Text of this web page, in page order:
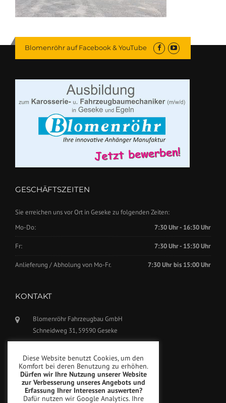
Blomenröhr auf Facebook & YouTube
GESCHÄFTSZEITEN
Sie erreichen uns vor Ort in Geseke zu folgenden Zeiten:
Mo-Do:
7:30 Uhr - 16:30 Uhr
Fr: 7:30 Uhr - 15:30 Uhr
Anlieferung / Abholung von Mo-Fr. 7:30 Uhr bis 15:00 Uhr
KONTAKT
Blomenröhr Fahrzeugbau GmbH
Schneidweg 31, 59590 Geseke
Fax: +49(0)2942-5799777
info@blomenroehr.com
Diese Website benutzt Cookies, um den
Komfort bei deren Benutzung zu erhöhen.
Dürfen wir Ihre Nutzung unserer Website
zur Verbesserung unseres Angebots und
Erfassung Ihrer Interessen auswerten?
Dafür nutzen wir Google Analytics. Ihre